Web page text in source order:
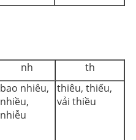
nh
th
bao nhiêu,
nhiều,
nhiễu
thiêu, thiếu,
vải thiều